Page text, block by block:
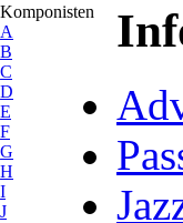
Komponisten
A
B
C
D
E
F
G
H
I
J